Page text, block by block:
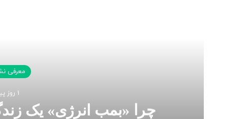
معرفی
1 روز پیش
چرا «بمب انرژی» یک